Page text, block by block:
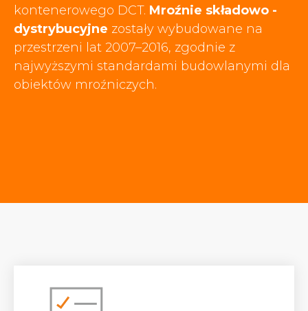
kontenerowego DCT. Mroźnie składowo -
dystrybucyjne zostały wybudowane na
przestrzeni lat 2007–2016, zgodnie z
najwyższymi standardami budowlanymi dla
obiektów mroźniczych.